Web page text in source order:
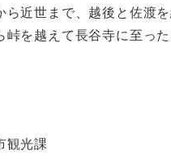
ら近世まで、越後と佐渡
峠を越えて長谷寺に至った
観光課